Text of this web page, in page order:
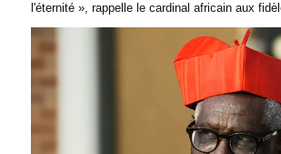
l'éternité », rappelle le cardinal africain aux